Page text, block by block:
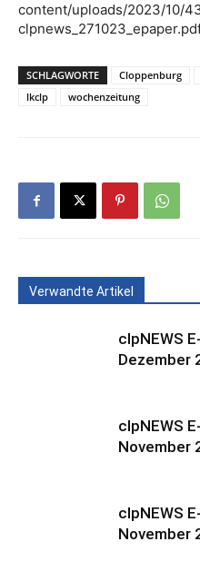
content/uploads/2023/10/
SCHLAGWORTE Cloppenburg
lkclp
wochenzeitung
Verwandte Artikel
clpNEWS
Dezember
clpNEWS
November
clpNEWS
November